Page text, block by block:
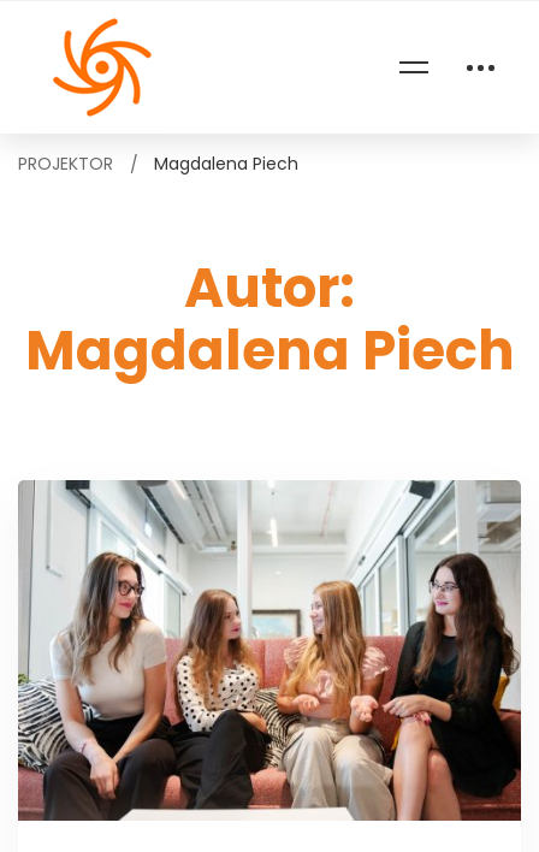
Autor:
Magdalena Piech
PROJEKTOR Magdalena Piech